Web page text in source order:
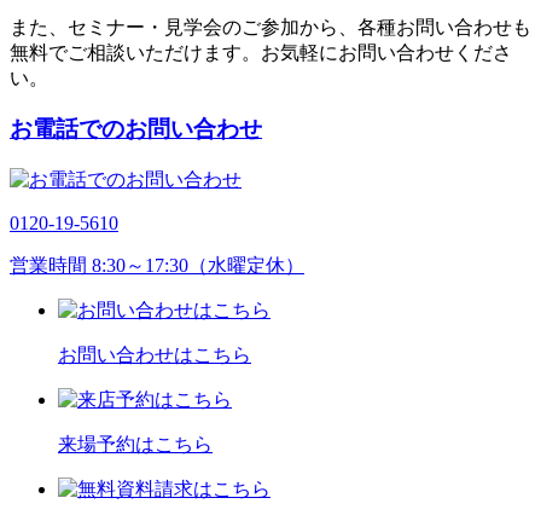
また、セミナー・見学会のご参加から、各種お問い合わせも
無料でご相談いただけます。お気軽にお問い合わせくださ
い。
お電話でのお問い合わせ
0120-19-5610
営業時間 8:30～17:30（水曜定休）
お問い合わせはこちら
来場予約はこちら